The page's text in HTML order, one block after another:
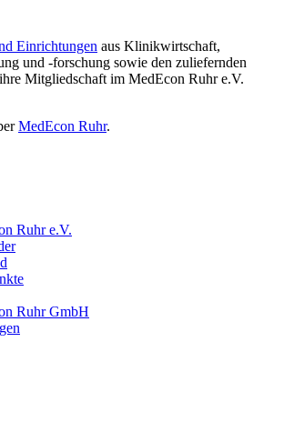
Einrichtungen aus Klinikwirtschaft,
und -forschung sowie den zuliefernden
Mitgliedschaft im MedEcon Ruhr e.V.
MedEcon Ruhr.
Ruhr e.V.
Ruhr GmbH